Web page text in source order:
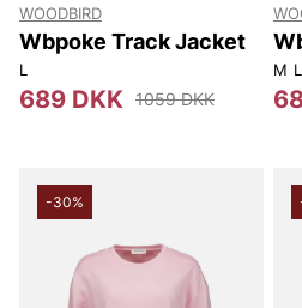
WOODBIRD
Wbpoke Track Jacket
L
689 DKK 1059 DKK
M L
-30%